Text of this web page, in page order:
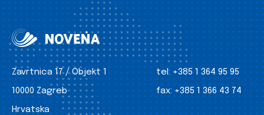
Zavrtnica 17 / Objekt 1
10000 Zagreb
Hrvatska
tel: +385 1 364 95 95
fax: +385 1 366 43 74